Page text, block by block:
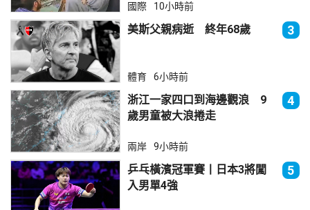
國際 10小時前
美斯父親病逝 終年68歲 3
體育 6小時前
浙江一家四口到海邊觀浪 9
歲男童被大浪捲走
4
兩岸 9小時前
乒乓橫濱冠軍賽丨日本3將闖
入男單4強
5